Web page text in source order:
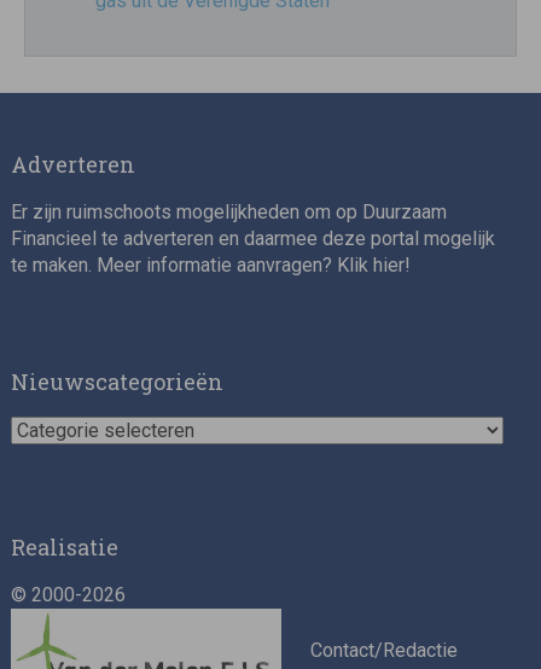
Adverteren
Er zijn ruimschoots mogelijkheden om op Duurzaam
Financieel te adverteren en daarmee deze portal mogelijk
te maken. Meer informatie aanvragen? Klik hier!
Nieuwscategorieën
Nieuwscategorieën
Realisatie
© 2000-2026
Contact/Redactie